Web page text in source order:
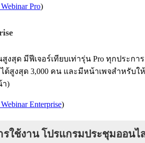
Pro)
สุด มีฟีเจอร์เทียบเท่ารุ่น Pro ทุกประกา
ได้สูงสุด 3,000 คน และมีหน้าเพจสำหรับ
า)
Enterprise)
ใช้งาน โปรแกรมประชุมออนไ